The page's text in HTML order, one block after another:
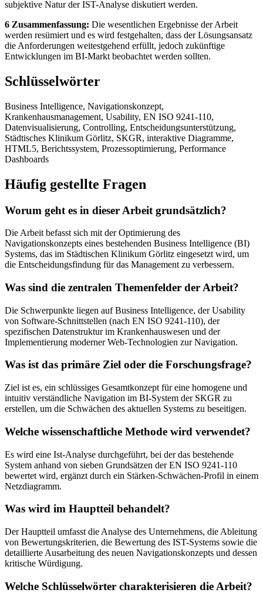
subjektive Natur der IST-Analyse diskutiert werden.
6 Zusammenfassung: Die wesentlichen Ergebnisse der Arbeit
werden resümiert und es wird festgehalten, dass der Lösungsansatz
die Anforderungen weitestgehend erfüllt, jedoch zukünftige
Entwicklungen im BI-Markt beobachtet werden sollten.
Schlüsselwörter
Business Intelligence, Navigationskonzept,
Krankenhausmanagement, Usability, EN ISO 9241-110,
Datenvisualisierung, Controlling, Entscheidungsunterstützung,
Städtisches Klinikum Görlitz, SKGR, interaktive Diagramme,
HTML5, Berichtssystem, Prozessoptimierung, Performance
Dashboards
Häufig gestellte Fragen
Worum geht es in dieser Arbeit grundsätzlich?
Die Arbeit befasst sich mit der Optimierung des
Navigationskonzepts eines bestehenden Business Intelligence (BI)
Systems, das im Städtischen Klinikum Görlitz eingesetzt wird, um
die Entscheidungsfindung für das Management zu verbessern.
Was sind die zentralen Themenfelder der Arbeit?
Die Schwerpunkte liegen auf Business Intelligence, der Usability
von Software-Schnittstellen (nach EN ISO 9241-110), der
spezifischen Datenstruktur im Krankenhauswesen und der
Implementierung moderner Web-Technologien zur Navigation.
Was ist das primäre Ziel oder die Forschungsfrage?
Ziel ist es, ein schlüssiges Gesamtkonzept für eine homogene und
intuitiv verständliche Navigation im BI-System der SKGR zu
erstellen, um die Schwächen des aktuellen Systems zu beseitigen.
Welche wissenschaftliche Methode wird verwendet?
Es wird eine Ist-Analyse durchgeführt, bei der das bestehende
System anhand von sieben Grundsätzen der EN ISO 9241-110
bewertet wird, ergänzt durch ein Stärken-Schwächen-Profil in einem
Netzdiagramm.
Was wird im Hauptteil behandelt?
Der Hauptteil umfasst die Analyse des Unternehmens, die Ableitung
von Bewertungskriterien, die Bewertung des IST-Systems sowie die
detaillierte Ausarbeitung des neuen Navigationskonzepts und dessen
kritische Würdigung.
Welche Schlüsselwörter charakterisieren die Arbeit?